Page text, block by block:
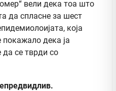
вели дека тоа што
да спласне за шест
која
покажало дека ја
се тврди со